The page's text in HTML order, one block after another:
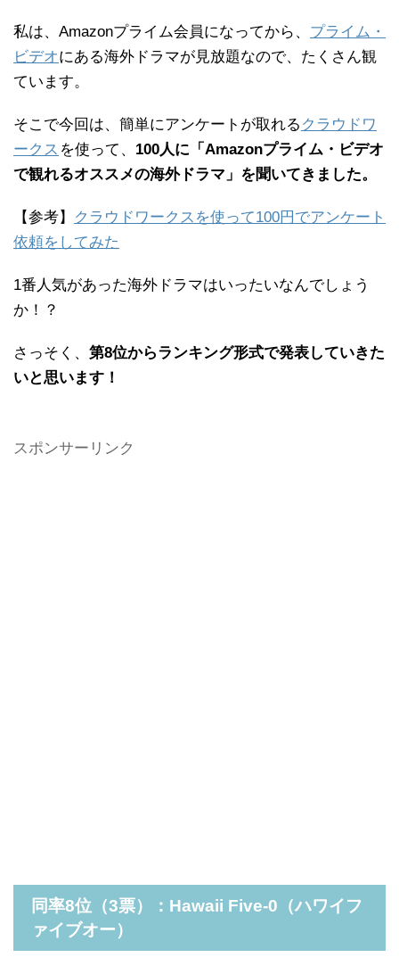
私は、Amazonプライム会員になってから、 プライム・
ビデオにある海外ドラマが見放題なので、たくさん観
ています。
そこで今回は、簡単にアンケートが取れる クラウドワ
ークス を使って、 100人に「Amazonプライム・ビデオ
で観れるオススメの海外ドラマ」を聞いてきました。
【参考】
クラウドワークスを使って100円でアンケート
依頼をしてみた
1番人気があった海外ドラマはいったいなんでしょう
か！？
さっそく、 第8位からランキング形式で発表していきた
いと思います！
スポンサーリンク
同率8位（3票）：Hawaii Five-0（ハワイフ
ァイブオー）